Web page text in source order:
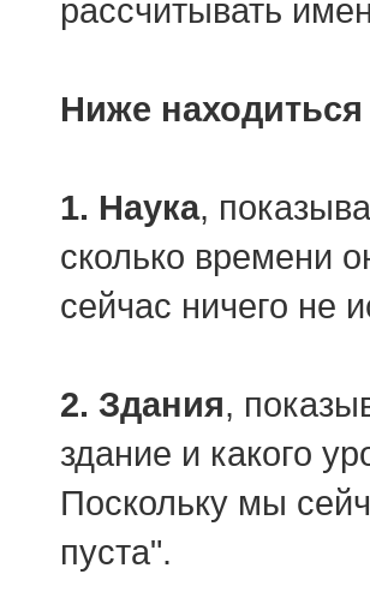
рассчитывать
Ниже
1. Наука,
сколько времени
сейчас ничего не
2. Здания,
здание и какого
Поскольку мы
пуста".